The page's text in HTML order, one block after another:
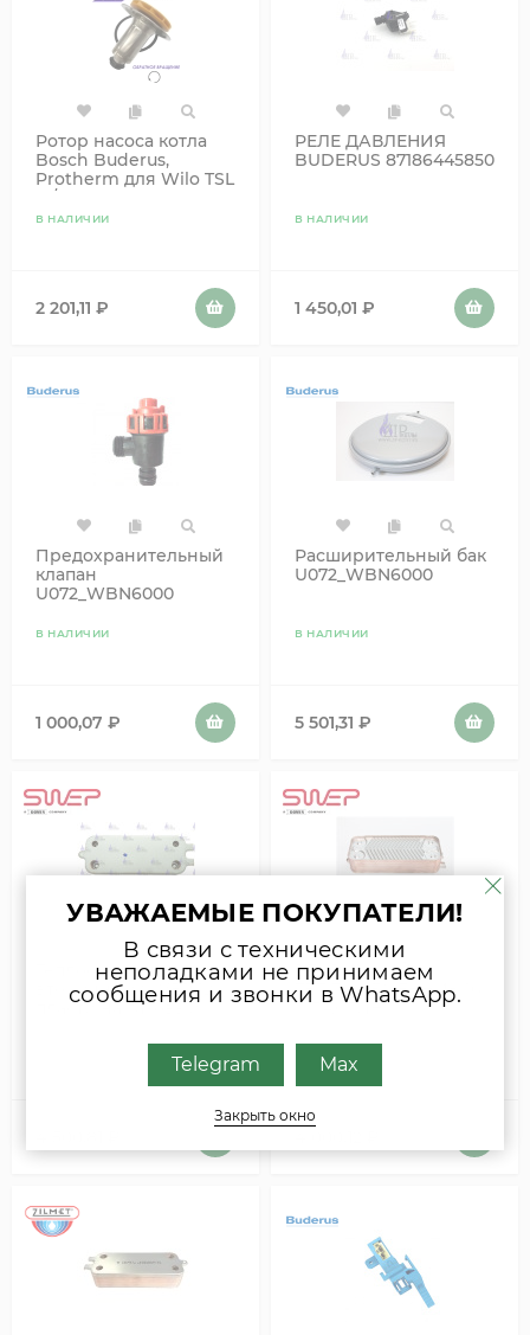
Ротор насоса котла
Bosch Buderus,
Protherm для Wilo TSL
12/5, INTVACL 15-5
В НАЛИЧИИ
2 201,11 ₽
РЕЛЕ ДАВЛЕНИЯ
BUDERUS 87186445850
В НАЛИЧИИ
1 450,01 ₽
Предохранительный
клапан
U072_WBN6000
В НАЛИЧИИ
1 000,07 ₽
Расширительный бак
U072_WBN6000
В НАЛИЧИИ
5 501,31 ₽
Теплообменник
вторичный SWEP 12
пласти на газовый
ВТОРИЧНЫЙ
ТЕПЛООБМЕННИК 16
ПЛАСТИН
87186446250
В НАЛИЧИИ
УВАЖАЕМЫЕ ПОКУПАТЕЛИ!
В связи с техническими
неполадками не принимаем
сообщения и звонки в WhatsApp.
Telegram Max
Закрыть окно